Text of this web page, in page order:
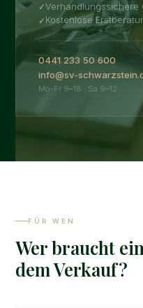
Verhandlungssichere
Kostenlose
0441 233 50 600
info@sv-
Mo–Fr 9–18 · Sa 9–12
FÜR WEN
Wer braucht
dem Verkauf?